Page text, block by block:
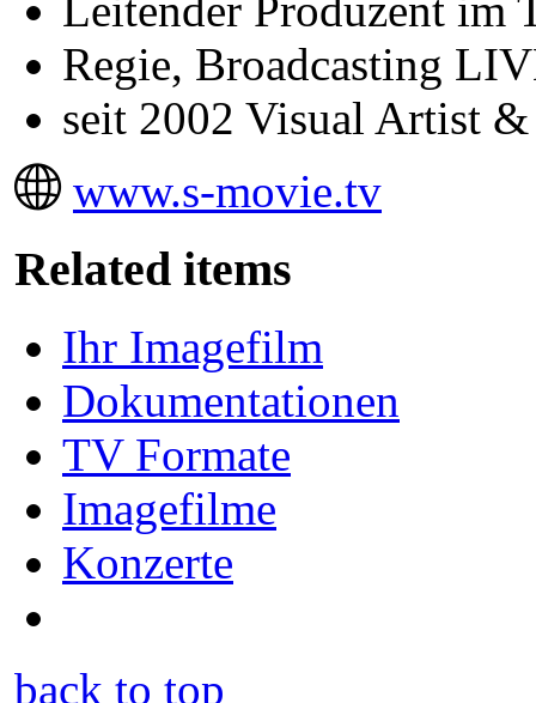
Leitender Produzent im
Regie, Broadcasting
seit 2002 Visual Artist
www.s-movie.tv
Related items
Ihr Imagefilm
Dokumentationen
TV Formate
Imagefilme
Konzerte
back to top